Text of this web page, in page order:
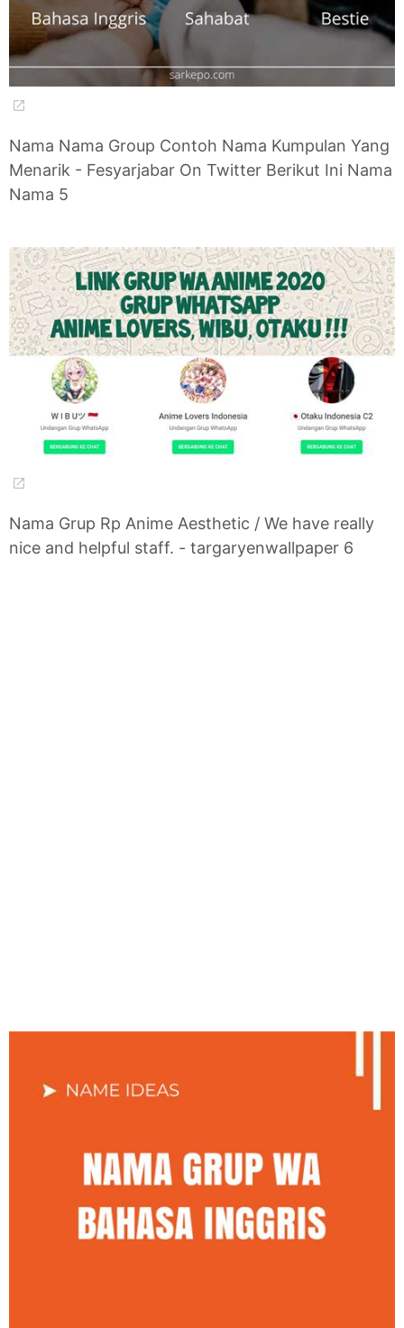
Nama Nama Group Contoh Nama Kumpulan Yang
Menarik - Fesyarjabar On Twitter Berikut Ini Nama
Nama 5
Nama Grup Rp Anime Aesthetic / We have really
nice and helpful staff. - targaryenwallpaper 6